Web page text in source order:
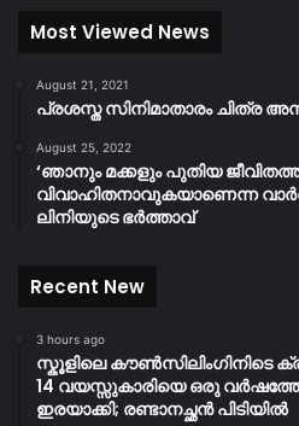
Most Viewed News
August 21, 2021
പ്രശസ്ത സിനിമാതാരം ചിത്ര
August 25, 2022
‘ഞാനും മക്കളും പുതിയ
വിവാഹിതനാവുകയാണെന്ന
ലിനിയുടെ ഭർത്താവ്
Recent New
3 hours ago
സ്കൂളിലെ കൗൺസിലിംഗിനിടെ
14 വയസ്സുകാരിയെ ഒരു
ഇരയാക്കി; രണ്ടാനച്ഛൻ പിടിയിൽ